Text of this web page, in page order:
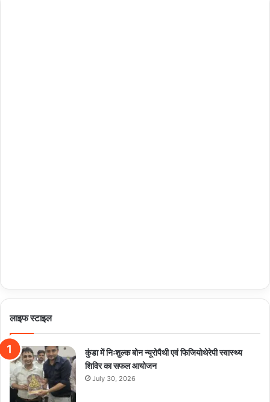
लाइफ स्टाइल
कुंडा में निःशुल्क बोन न्यूरोपैथी एवं फिजियोथेरेपी स्वास्थ्य
शिविर का सफल आयोजन
July 30, 2026